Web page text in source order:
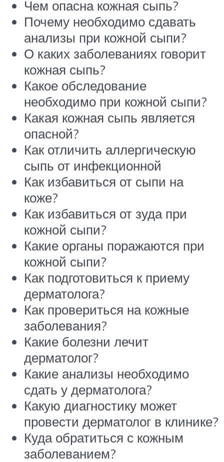
Чем опасна кожная сыпь?
Почему необходимо сдавать
анализы при кожной сыпи?
О каких заболеваниях говорит
кожная сыпь?
Какое обследование
необходимо при кожной сыпи?
Какая кожная сыпь является
опасной?
Как отличить аллергическую
сыпь от инфекционной
Как избавиться от сыпи на
коже?
Как избавиться от зуда при
кожной сыпи?
Какие органы поражаются при
кожной сыпи?
Как подготовиться к приему
дерматолога?
Как провериться на кожные
заболевания?
Какие болезни лечит
дерматолог?
Какие анализы необходимо
сдать у дерматолога?
Какую диагностику может
провести дерматолог в клинике?
Куда обратиться с кожным
заболеванием?